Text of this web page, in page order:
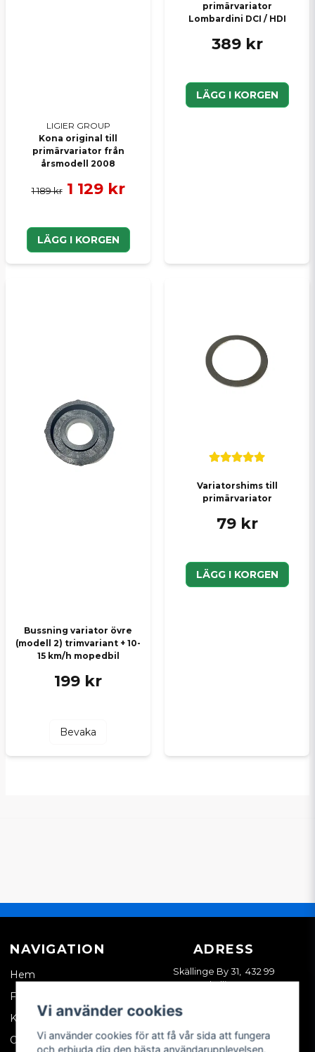
LIGIER GROUP
Kona original till
primärvariator från
årsmodell 2008
1 189 kr 1 129 kr
LÄGG I KORGEN
primärvariator
Lombardini DCI / HDI
389 kr
LÄGG I KORGEN
Bussning variator övre
(modell 2) trimvariant + 10-
15 km/h mopedbil
199 kr
Bevaka
Variatorshims till
primärvariator
79 kr
LÄGG I KORGEN
NAVIGATION
Hem
Företagskund
Kontakta oss
Om oss
ADRESS
Skällinge By 31, 432 99
Skällinge
Vi använder cookies
Vi använder cookies för att få vår sida att fungera
och erbjuda dig den bästa användarupplevelsen.